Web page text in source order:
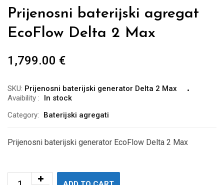
Prijenosni baterijski agregat
EcoFlow Delta 2 Max
1,799.00 €
SKU: Prijenosni baterijski generator Delta 2 Max
Avaibility :
In stock
Category:
Baterijski agregati
Prijenosni baterijski generator EcoFlow Delta 2 Max